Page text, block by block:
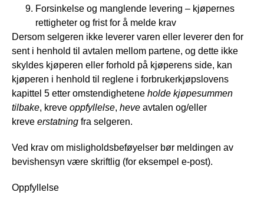
Forsinkelse og manglende levering – kjøpernes
rettigheter og frist for å melde krav
Dersom selgeren ikke leverer varen eller leverer den for
sent i henhold til avtalen mellom partene, og dette ikke
skyldes kjøperen eller forhold på kjøperens side, kan
kjøperen i henhold til reglene i forbrukerkjøpslovens
kapittel 5 etter omstendighetene holde kjøpesummen
tilbake, kreve oppfyllelse, heve avtalen og/eller
kreve erstatning fra selgeren.
Ved krav om misligholdsbeføyelser bør meldingen av
bevishensyn være skriftlig (for eksempel e-post).
Oppfyllelse